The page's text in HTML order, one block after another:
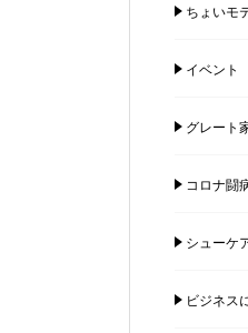
ちょいモ
イベント
グレート
コロナ闘
シューケ
ビジネス